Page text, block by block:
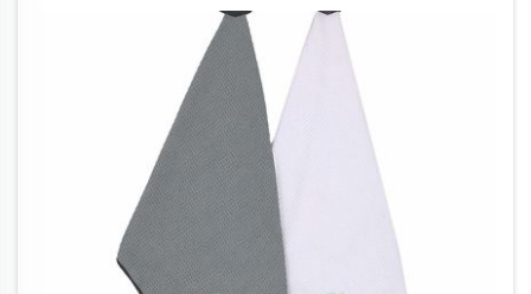
golf. Notre marque, Wxivytextile, propose des
torchons spéciaux qui sont à la fois utiles et